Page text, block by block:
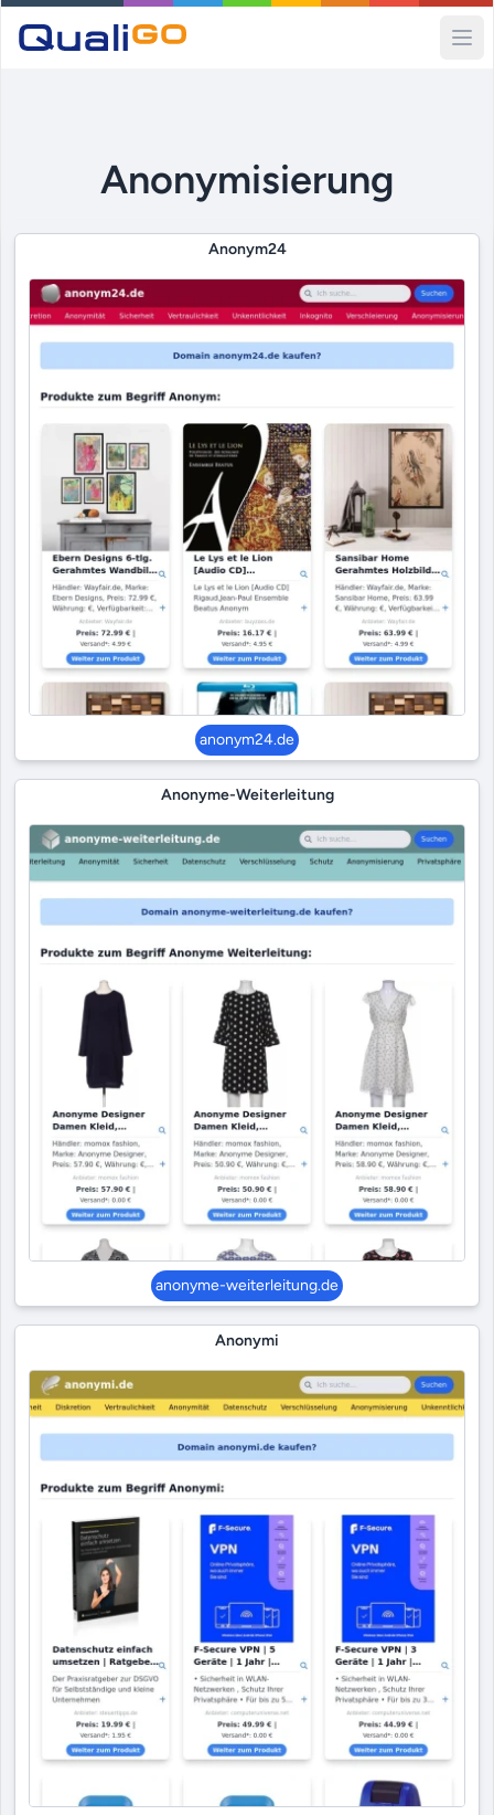
Anonymisierung
Anonym24
anonym24.de
Anonyme-Weiterleitung
anonyme-weiterleitung.de
Anonymi